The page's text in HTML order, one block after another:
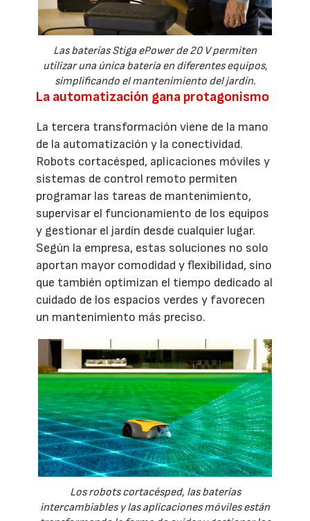
Las baterías Stiga ePower de 20 V permiten
utilizar una única batería en diferentes equipos,
simplificando el mantenimiento del jardín.
La automatización gana protagonismo
La tercera transformación viene de la mano
de la automatización y la conectividad.
Robots cortacésped, aplicaciones móviles y
sistemas de control remoto permiten
programar las tareas de mantenimiento,
supervisar el funcionamiento de los equipos
y gestionar el jardín desde cualquier lugar.
Según la empresa, estas soluciones no solo
aportan mayor comodidad y flexibilidad, sino
que también optimizan el tiempo dedicado al
cuidado de los espacios verdes y favorecen
un mantenimiento más preciso.
Los robots cortacésped, las baterías
intercambiables y las aplicaciones móviles están